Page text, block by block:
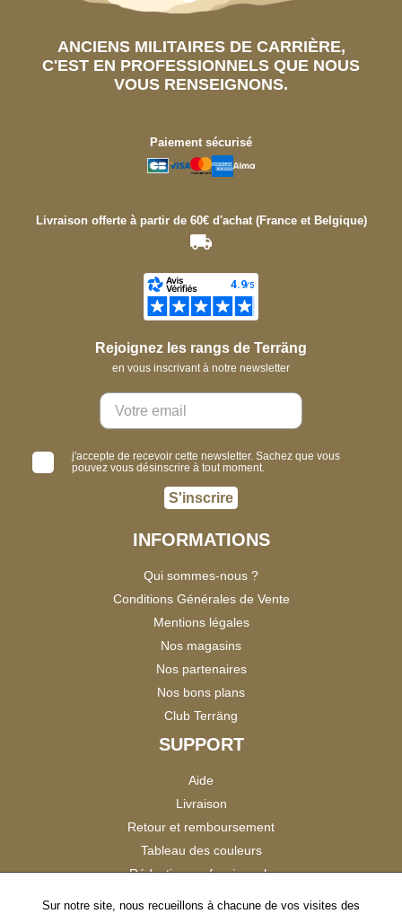
ANCIENS MILITAIRES DE CARRIÈRE,
C'EST EN PROFESSIONNELS QUE NOUS
VOUS RENSEIGNONS.
Paiement sécurisé
Livraison offerte à partir de 60€ d'achat (France et Belgique)
Rejoignez les rangs de Terräng
en vous inscrivant à notre newsletter
j'accepte de recevoir cette newsletter. Sachez que vous
pouvez vous désinscrire à tout moment.
S'inscrire
INFORMATIONS
Qui sommes-nous ?
Conditions Générales de Vente
Mentions légales
Nos magasins
Nos partenaires
Nos bons plans
Club Terräng
SUPPORT
Aide
Livraison
Retour et remboursement
Tableau des couleurs
Réduction professionnels
Sur notre site, nous recueillons à chacune de vos visites des